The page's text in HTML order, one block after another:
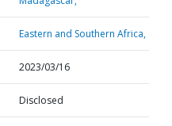
Eastern and Southern Africa,
2023/03/16
Disclosed